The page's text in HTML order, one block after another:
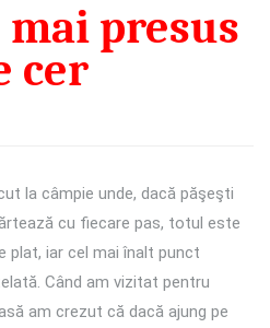
presus
cer
la câmpie unde, dacă păşeşti
cu fiecare pas, totul este
plat, iar cel mai înalt punct
Când am vizitat pentru
am crezut că dacă ajung pe